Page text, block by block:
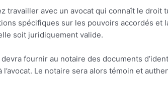
travailler avec un avocat qui connaît le
spécifiques sur les pouvoirs accordés et
soit juridiquement valide.
fournir au notaire des documents
Le notaire sera alors témoin et